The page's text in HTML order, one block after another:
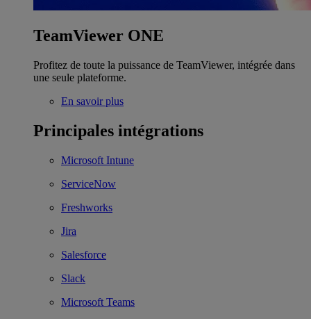
TeamViewer ONE
Profitez de toute la puissance de TeamViewer, intégrée dans
une seule plateforme.
En savoir plus
Principales intégrations
Microsoft Intune
ServiceNow
Freshworks
Jira
Salesforce
Slack
Microsoft Teams